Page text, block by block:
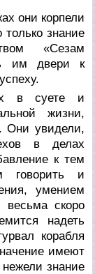
они корпели
только знание
«Сезам
им двери к
в суете и
жизни,
Они увидели,
в делах
к тем
говорить и
умением
скоро
надеть
корабля
имеют
знание